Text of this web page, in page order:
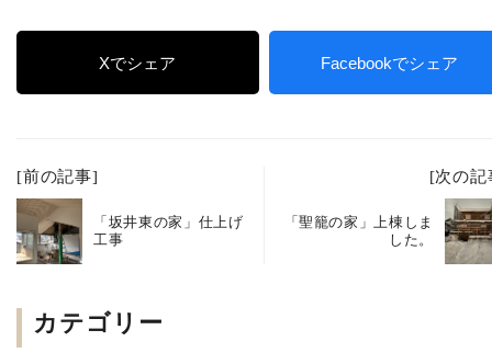
Xでシェア Facebookでシェア
[前の記事]
「坂井東の家」仕上げ
工事
[次の記
「聖籠の家」上棟しま
した。
カテゴリー